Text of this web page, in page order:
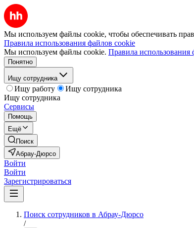
Мы используем файлы cookie, чтобы обеспечивать
Правила использования файлов cookie
Мы используем файлы cookie. Правила использования
Понятно
Ищу сотрудника
Ищу работу
Ищу сотрудника
Ищу сотрудника
Сервисы
Помощь
Ещё
Поиск
Абрау-Дюрсо
Войти
Войти
Зарегистрироваться
Поиск сотрудников в Абрау-Дюрсо
/